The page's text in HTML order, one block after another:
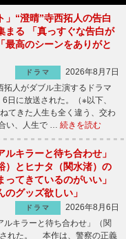
」“澄晴”寺西拓人の告白
まる 「真っすぐな告白が
最高のシーンをありがと
ドラマ
2026年8月7日
人がダブル主演するドラマ
日に放送された。（※以下、
てきた人生も全く違う、交わ
い、人生で … 続きを読む
ルキラーと待ち合わせ」
）とヒナタ（関水渚）の
ってきているのがいい」
のグッズ欲しい」
ドラマ
2026年8月6日
キラーと待ち合わせ」（関
された。 本作は、警察の正義